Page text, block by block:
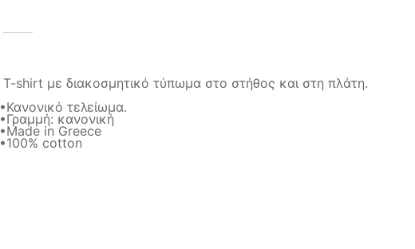
T-shirt με διακοσμητικό τύπωμα στο στήθος και στη πλάτη.
•Κανονικό τελείωμα.
•Γραμμή: κανονική
•Made in Greece
•100% cotton